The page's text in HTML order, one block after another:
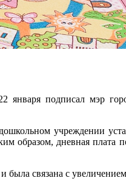
января подписал мэр
учреждении
образом, дневная плата
была связана с